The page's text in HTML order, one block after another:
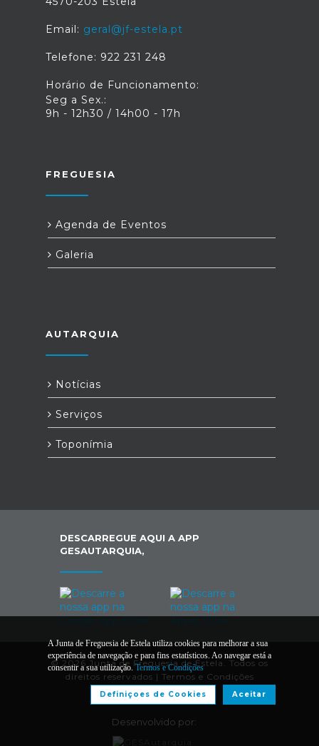
Email: geral@jf-estela.pt
Telefone: 922 231 248
Horário de Funcionamento:
Seg a Sex.:
9h - 12h30 / 14h00 - 17h
FREGUESIA
Agenda de Eventos
Galeria
AUTARQUIA
Notícias
Serviços
Toponímia
DESCARREGUE AQUI A APP
GESAUTARQUIA,
© 2026 Junta de Freguesia de Estela. Todos os
direitos reservados | Termos e Condições
Desenvolvido por:
A Junta de Freguesia de Estela utiliza cookies para melhorar a sua
experiência de navegação e para fins estatísticos. Ao navegar está a
consentir a sua utilização.Termos e Condições
Aceitar
Definiçoes de Cookies